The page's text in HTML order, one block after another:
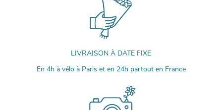
LIVRAISON À DATE FIXE
En 4h à vélo à Paris et en 24h partout en France